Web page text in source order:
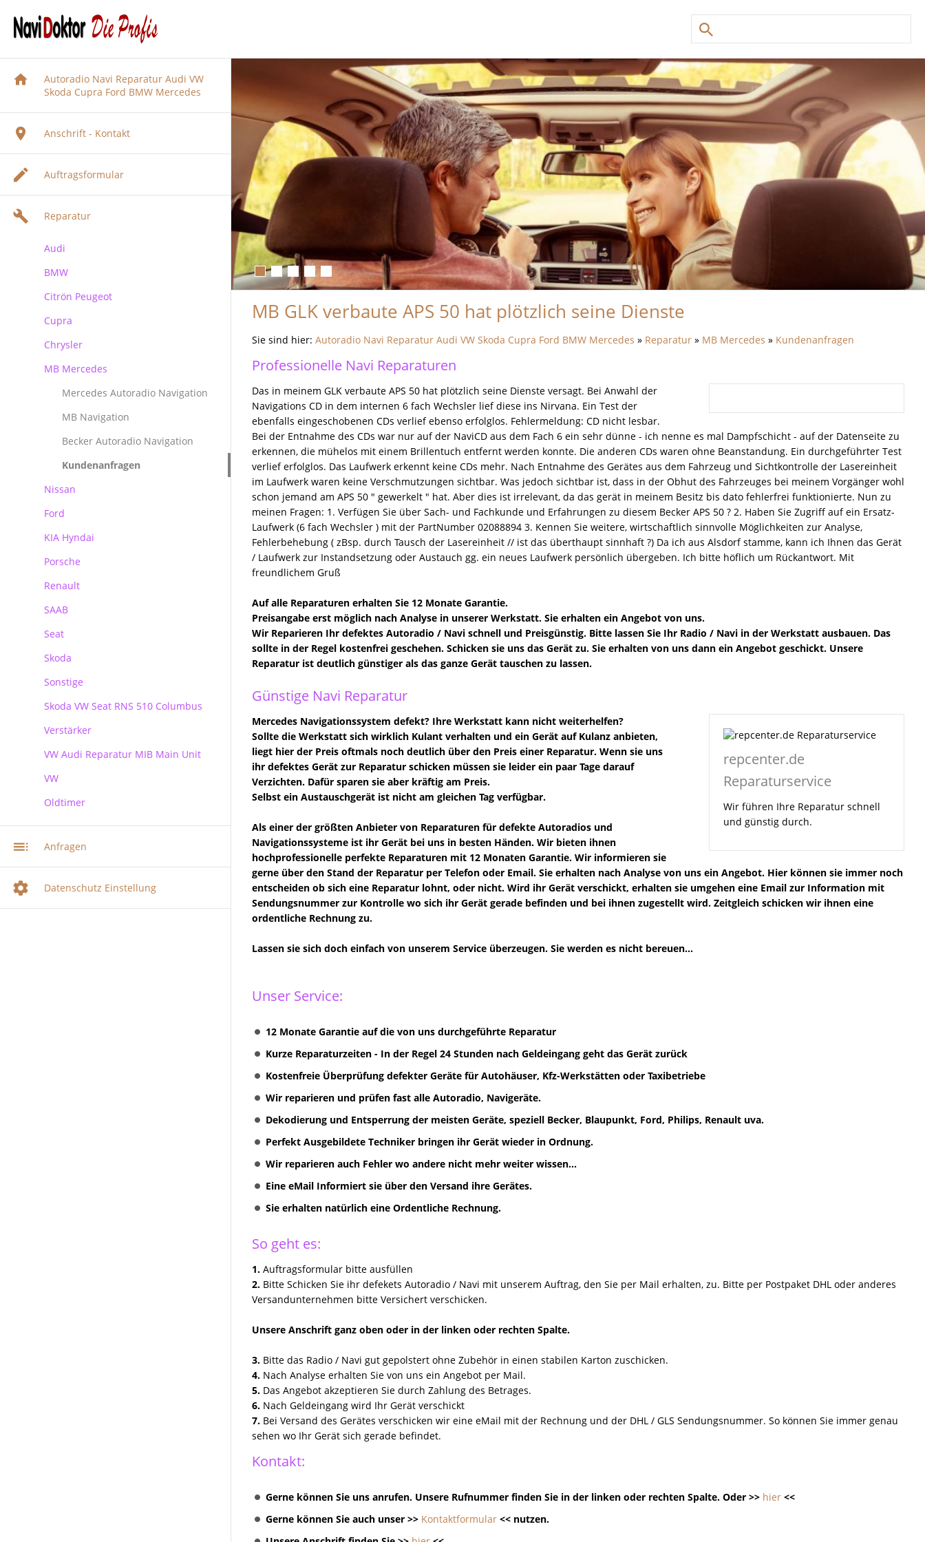
Autoradio Navi Reparatur Audi VW
Skoda Cupra Ford BMW Mercedes
Anschrift - Kontakt
Auftragsformular
Reparatur
Audi
Audi Navigation Autoradio
BMW
BMW Navi Reparatur
BMW Becker CCC Navirechner
Citrön Peugeot
Cupra
Chrysler
MB Mercedes
Mercedes Autoradio Navigation
MB Navigation
Becker Autoradio Navigation
Kundenanfragen
Nissan
Ford
Ford Blaupunkt Bosch FX
Ford Blaupunkt Bosch NX
Ford Blaupunkt Bosch MCA NX
KIA Hyndai
Porsche
Porsche PCM Premium Reparatur
Renault
SAAB
Seat
Skoda
Skoda
Sonstige
Skoda VW Seat RNS 510 Columbus
RNS 510 Columbus Reparatur
Verstärker
VW Audi Reparatur MIB Main Unit
VW
VW Audi Skoda MIB Infotainment
Multimediasystem RNS 510
Oldtimer
Anfragen
Datenschutz Einstellung
MB GLK verbaute APS 50 hat plötzlich seine Dienste
Sie sind hier: Autoradio Navi Reparatur Audi VW Skoda Cupra Ford BMW Mercedes » Reparatur » MB Mercedes » Kundenanfragen
Professionelle Navi Reparaturen
Das in meinem GLK verbaute APS 50 hat plötzlich seine Dienste versagt. Bei Anwahl der
Navigations CD in dem internen 6 fach Wechsler lief diese ins Nirvana. Ein Test der
ebenfalls eingeschobenen CDs verlief ebenso erfolglos. Fehlermeldung: CD nicht lesbar.
Bei der Entnahme des CDs war nur auf der NaviCD aus dem Fach 6 ein sehr dünne - ich nenne es mal Dampfschicht - auf der Datenseite zu
erkennen, die mühelos mit einem Brillentuch entfernt werden konnte. Die anderen CDs waren ohne Beanstandung. Ein durchgeführter Test
verlief erfolglos. Das Laufwerk erkennt keine CDs mehr. Nach Entnahme des Gerätes aus dem Fahrzeug und Sichtkontrolle der Lasereinheit
im Laufwerk waren keine Verschmutzungen sichtbar. Was jedoch sichtbar ist, dass in der Obhut des Fahrzeuges bei meinem Vorgänger wohl
schon jemand am APS 50 " gewerkelt " hat. Aber dies ist irrelevant, da das gerät in meinem Besitz bis dato fehlerfrei funktionierte. Nun zu
meinen Fragen: 1. Verfügen Sie über Sach- und Fachkunde und Erfahrungen zu diesem Becker APS 50 ? 2. Haben Sie Zugriff auf ein Ersatz-
Laufwerk (6 fach Wechsler ) mit der PartNumber 02088894 3. Kennen Sie weitere, wirtschaftlich sinnvolle Möglichkeiten zur Analyse,
Fehlerbehebung ( zBsp. durch Tausch der Lasereinheit // ist das überthaupt sinnhaft ?) Da ich aus Alsdorf stamme, kann ich Ihnen das Gerät
/ Laufwerk zur Instandsetzung oder Austauch gg. ein neues Laufwerk persönlich übergeben. Ich bitte höflich um Rückantwort. Mit
freundlichem Gruß
Auf alle Reparaturen erhalten Sie 12 Monate Garantie.
Preisangabe erst möglich nach Analyse in unserer Werkstatt. Sie erhalten ein Angebot von uns.
Wir Reparieren Ihr defektes Autoradio / Navi schnell und Preisgünstig. Bitte lassen Sie Ihr Radio / Navi in der Werkstatt ausbauen. Das
sollte in der Regel kostenfrei geschehen. Schicken sie uns das Gerät zu. Sie erhalten von uns dann ein Angebot geschickt. Unsere
Reparatur ist deutlich günstiger als das ganze Gerät tauschen zu lassen.
Günstige Navi Reparatur
repcenter.de
Reparaturservice
Wir führen Ihre Reparatur schnell
und günstig durch.
Mercedes Navigationssystem defekt? Ihre Werkstatt kann nicht weiterhelfen?
Sollte die Werkstatt sich wirklich Kulant verhalten und ein Gerät auf Kulanz anbieten,
liegt hier der Preis oftmals noch deutlich über den Preis einer Reparatur. Wenn sie uns
ihr defektes Gerät zur Reparatur schicken müssen sie leider ein paar Tage darauf
Verzichten. Dafür sparen sie aber kräftig am Preis.
Selbst ein Austauschgerät ist nicht am gleichen Tag verfügbar.
Als einer der größten Anbieter von Reparaturen für defekte Autoradios und
Navigationssysteme ist ihr Gerät bei uns in besten Händen. Wir bieten ihnen
hochprofessionelle perfekte Reparaturen mit 12 Monaten Garantie. Wir informieren sie
gerne über den Stand der Reparatur per Telefon oder Email. Sie erhalten nach Analyse von uns ein Angebot. Hier können sie immer noch
entscheiden ob sich eine Reparatur lohnt, oder nicht. Wird ihr Gerät verschickt, erhalten sie umgehen eine Email zur Information mit
Sendungsnummer zur Kontrolle wo sich ihr Gerät gerade befinden und bei ihnen zugestellt wird. Zeitgleich schicken wir ihnen eine
ordentliche Rechnung zu.
Lassen sie sich doch einfach von unserem Service überzeugen. Sie werden es nicht bereuen...
Unser Service:
12 Monate Garantie auf die von uns durchgeführte Reparatur
Kurze Reparaturzeiten - In der Regel 24 Stunden nach Geldeingang geht das Gerät zurück
Kostenfreie Überprüfung defekter Geräte für Autohäuser, Kfz-Werkstätten oder Taxibetriebe
Wir reparieren und prüfen fast alle Autoradio, Navigeräte.
Dekodierung und Entsperrung der meisten Geräte, speziell Becker, Blaupunkt, Ford, Philips, Renault uva.
Perfekt Ausgebildete Techniker bringen ihr Gerät wieder in Ordnung.
Wir reparieren auch Fehler wo andere nicht mehr weiter wissen...
Eine eMail Informiert sie über den Versand ihre Gerätes.
Sie erhalten natürlich eine Ordentliche Rechnung.
So geht es:
1. Auftragsformular bitte ausfüllen
2. Bitte Schicken Sie ihr defekets Autoradio / Navi mit unserem Auftrag, den Sie per Mail erhalten, zu. Bitte per Postpaket DHL oder anderes
Versandunternehmen bitte Versichert verschicken.
Unsere Anschrift ganz oben oder in der linken oder rechten Spalte.
3. Bitte das Radio / Navi gut gepolstert ohne Zubehör in einen stabilen Karton zuschicken.
4. Nach Analyse erhalten Sie von uns ein Angebot per Mail.
5. Das Angebot akzeptieren Sie durch Zahlung des Betrages.
6. Nach Geldeingang wird Ihr Gerät verschickt
7. Bei Versand des Gerätes verschicken wir eine eMail mit der Rechnung und der DHL / GLS Sendungsnummer. So können Sie immer genau
sehen wo Ihr Gerät sich gerade befindet.
Kontakt:
Gerne können Sie uns anrufen. Unsere Rufnummer finden Sie in der linken oder rechten Spalte. Oder >> hier <<
Gerne können Sie auch unser >> Kontaktformular << nutzen.